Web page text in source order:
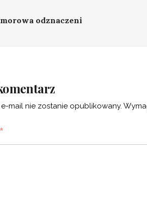
odznaczeni
mail nie zostanie opublikowany.
*